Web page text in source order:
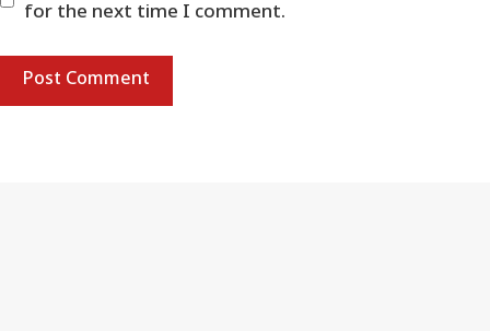
for the next time I comment.